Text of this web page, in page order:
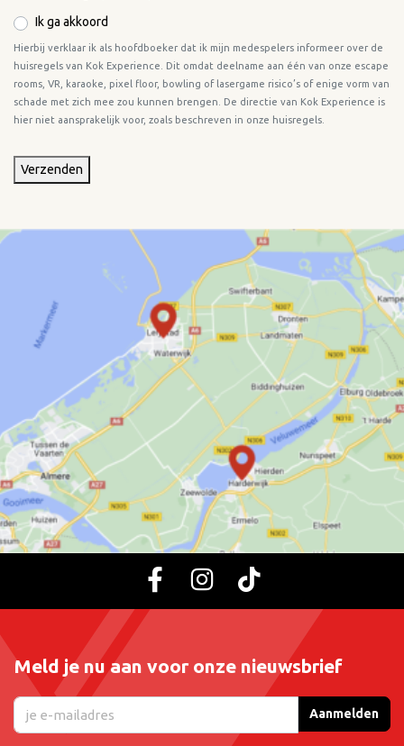
Ik ga akkoord
Hierbij verklaar ik als hoofdboeker dat ik mijn medespelers informeer over de
huisregels van Kok Experience. Dit omdat deelname aan één van onze escape
rooms, VR, karaoke, pixel floor, bowling of lasergame risico’s of enige vorm van
schade met zich mee zou kunnen brengen. De directie van Kok Experience is
hier niet aansprakelijk voor, zoals beschreven in onze huisregels.
Verzenden
Meld je nu aan voor onze nieuwsbrief
Aanmelden